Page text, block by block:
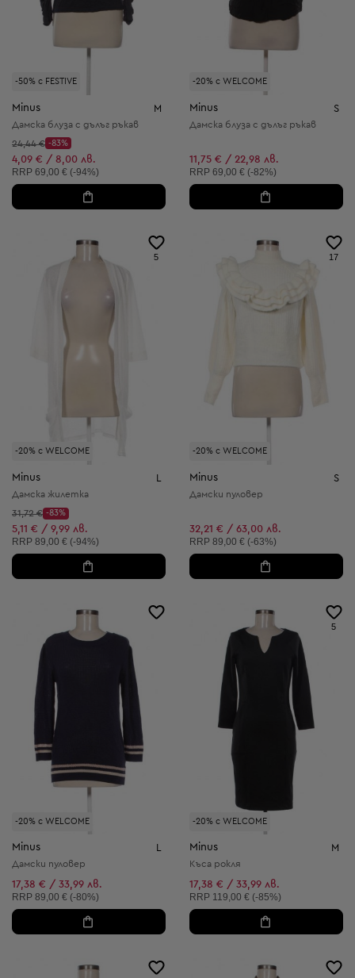
-50% с FESTIVE
Minus M
Дамска блуза с дълъг ръкав
Начална цена:
24,44 €
Discount Price:
-83%
Намалена цена:
4,09 € / 8,00 лв.
Препоръчителна цена:
RRP 69,00 € (-94%)
-20% с WELCOME
Minus S
Дамска блуза с дълъг ръкав
11,75 € / 22,98 лв.
Препоръчителна цена:
RRP 69,00 € (-82%)
-20% с WELCOME
5
Minus
Дамска жилетка
Начална цена:
31,72 €
Discount Price:
-83%
Намалена цена:
5,11 € / 9,99 лв.
Препоръчителна цена:
RRP 89,00 € (-94%)
-20% с WELCOME
17
Minus S
Дамски пуловер
32,21 € / 63,00 лв.
Препоръчителна цена:
RRP 89,00 € (-63%)
-20% с WELCOME
Minus
Дамски пуловер
17,38 € / 33,99 лв.
Препоръчителна цена:
RRP 89,00 € (-80%)
-20% с WELCOME
5
Minus M
Къса рокля
17,38 € / 33,99 лв.
Препоръчителна цена:
RRP 119,00 € (-85%)